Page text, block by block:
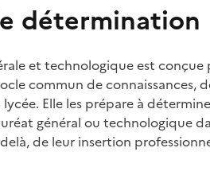
détermination
et technologique est
commun de connaissances,
Elle les prépare à
général ou technologique
de leur insertion